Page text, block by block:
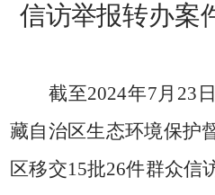
信访举报转办案
截至2024年7月23
藏自治区生态环境保护
区移交15批26件群众信